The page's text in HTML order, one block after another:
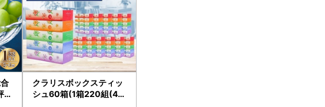
価
クラリスボックスティッ
シュ60箱(1箱220組(44